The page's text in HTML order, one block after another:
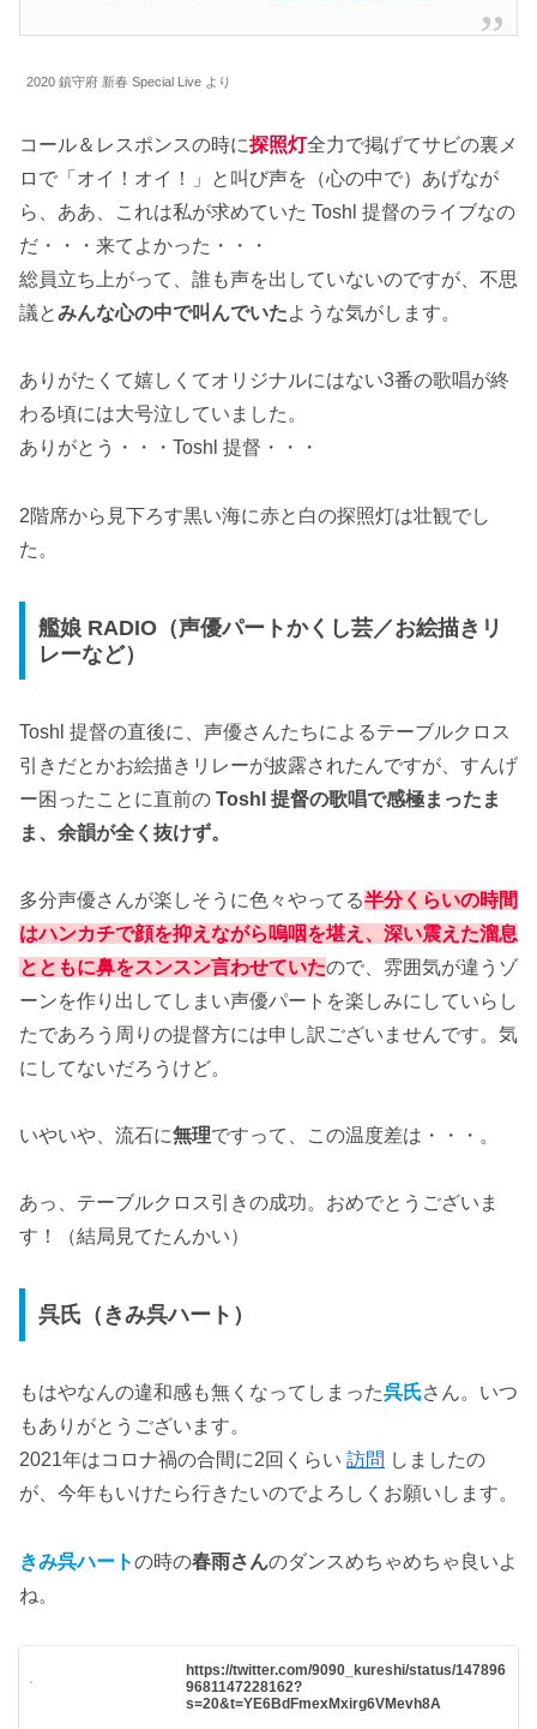
2020 鎮守府 新春 Special Live より
コール＆レスポンスの時に探照灯全力で掲げてサビの裏メ
ロで「オイ！オイ！」と叫び声を（心の中で）あげなが
ら、ああ、これは私が求めていた Toshl 提督のライブなの
だ・・・来てよかった・・・
総員立ち上がって、誰も声を出していないのですが、不思
議とみんな心の中で叫んでいたような気がします。
ありがたくて嬉しくてオリジナルにはない3番の歌唱が終
わる頃には大号泣していました。
ありがとう・・・Toshl 提督・・・
2階席から見下ろす黒い海に赤と白の探照灯は壮観でし
た。
艦娘 RADIO（声優パートかくし芸／お絵描きリ
レーなど）
Toshl 提督の直後に、声優さんたちによるテーブルクロス
引きだとかお絵描きリレーが披露されたんですが、すんげ
ー困ったことに直前の Toshl 提督の歌唱で感極まったま
ま、余韻が全く抜けず。
多分声優さんが楽しそうに色々やってる半分くらいの時間
はハンカチで顔を抑えながら嗚咽を堪え、深い震えた溜息
とともに鼻をスンスン言わせていたので、雰囲気が違うゾ
ーンを作り出してしまい声優パートを楽しみにしていらし
たであろう周りの提督方には申し訳ございませんです。気
にしてないだろうけど。
いやいや、流石に無理ですって、この温度差は・・・。
あっ、テーブルクロス引きの成功。おめでとうございま
す！（結局見てたんかい）
呉氏（きみ呉ハート）
もはやなんの違和感も無くなってしまった呉氏さん。いつ
もありがとうございます。
2021年はコロナ禍の合間に2回くらい 訪問 しましたの
が、今年もいけたら行きたいのでよろしくお願いします。
きみ呉ハートの時の春雨さんのダンスめちゃめちゃ良いよ
ね。
https://twitter.com/9090_kureshi/status/147896
9681147228162?
s=20&t=YE6BdFmexMxirg6VMevh8A